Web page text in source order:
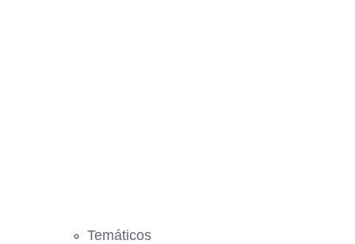
Temáticos